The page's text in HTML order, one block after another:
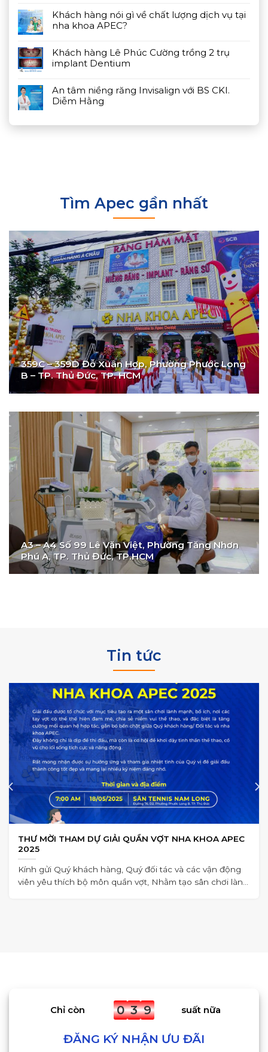
Khách hàng nói gì về chất lượng dịch vụ tại
nha khoa APEC?
Khách hàng Lê Phúc Cường trồng 2 trụ
implant Dentium
An tâm niềng răng Invisalign với BS CKI.
Diễm Hằng
Tìm Apec gần nhất
359C – 359D Đỗ Xuân Hợp, Phường Phước Long
B – TP. Thủ Đức, TP. HCM
A3 – A4 Số 99 Lê Văn Việt, Phường Tăng Nhơn
Phú A, TP. Thủ Đức, TP.HCM
Tin tức
THƯ MỜI THAM DỰ GIẢI QUẦN VỢT NHA KHOA APEC
2025
Kính gửi Quý khách hàng, Quý đối tác và các vận động
viên yêu thích bộ môn quần vợt, Nhằm tạo sân chơi lành
Chỉ còn 0 3 9 suất nữa
ĐĂNG KÝ NHẬN ƯU ĐÃI